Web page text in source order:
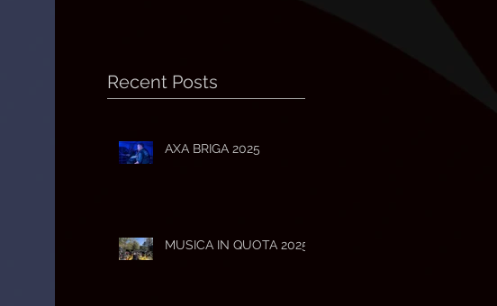
Recent Posts
AXA BRIGA 2025
MUSICA IN QUOTA 2025